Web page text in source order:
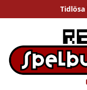
Tidlösa